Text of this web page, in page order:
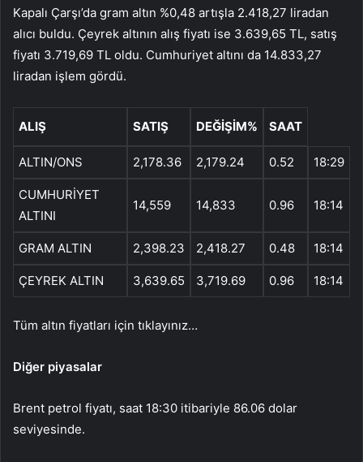
Kapalı Çarşı’da gram altın %0,48 artışla 2.418,27 liradan
alıcı buldu. Çeyrek altının alış fiyatı ise 3.639,65 TL, satış
fiyatı 3.719,69 TL oldu. Cumhuriyet altını da 14.833,27
liradan işlem gördü.
ALIŞ SATIŞ DEĞİŞİM% SAAT
ALTIN/ONS 2,178.36 2,179.24 0.52 18:29
CUMHURİYET
ALTINI
14,559 14,833 0.96 18:14
GRAM ALTIN 2,398.23 2,418.27 0.48 18:14
ÇEYREK ALTIN 3,639.65 3,719.69 0.96 18:14
Tüm altın fiyatları için tıklayınız…
Diğer piyasalar
Brent petrol fiyatı, saat 18:30 itibariyle 86.06 dolar
seviyesinde.